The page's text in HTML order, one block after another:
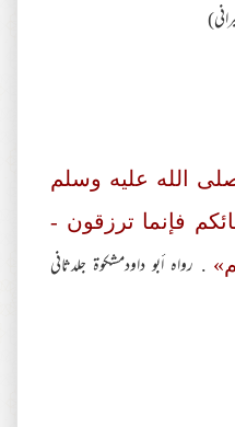
الله عليه وسلم
فإنما ترزقون -
. رواه أبو داودمشكوة جلدثاني